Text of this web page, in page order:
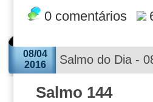
0 comentários
08/04
2016
Salmo do Dia -
Salmo 144